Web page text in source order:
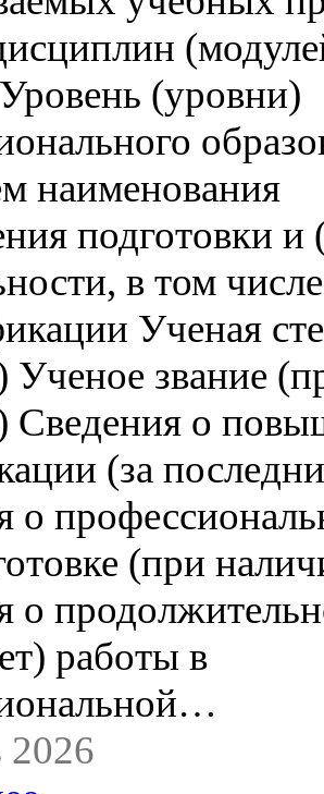
(уровни)
наименования
подготовки и
в том
Ученая
Ученое звание
Сведения о
(за
о
(при
о
работы в